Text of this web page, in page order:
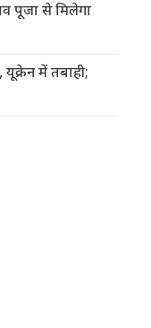
पूजा से मिलेगा
में तबाही;